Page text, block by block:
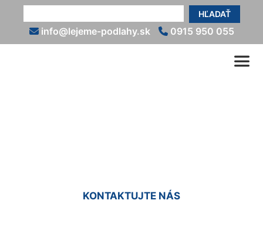
HĽADAŤ
info@lejeme-podlahy.sk 0915 950 055
KONTAKTUJTE NÁS